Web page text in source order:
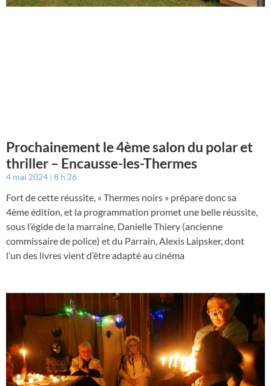
Prochainement le 4ème salon du polar et
thriller – Encausse-les-Thermes
4 mai 2024 8 h 26
Fort de cette réussite, « Thermes noirs » prépare donc sa
4ème édition, et la programmation promet une belle réussite,
sous l’égide de la marraine, Danielle Thiery (ancienne
commissaire de police) et du Parrain, Alexis Laipsker, dont
l’un des livres vient d’être adapté au cinéma